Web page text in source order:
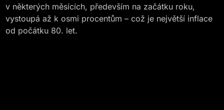
v některých měsících, především na začátku roku,
vystoupá až k osmi procentům – což je největší inflace
od počátku 80. let.